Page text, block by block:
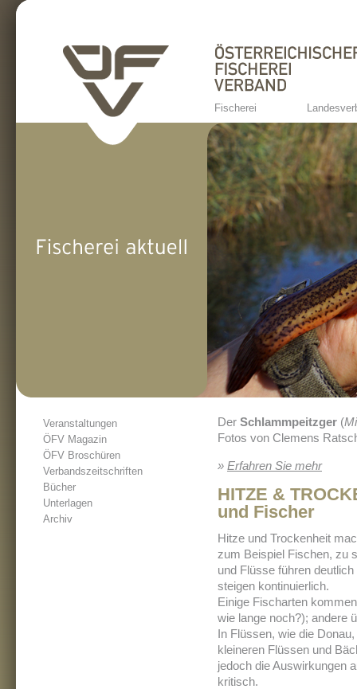
Fischerei
Der Schlammpeitzger (
Fotos von Clemens
» Erfahren Sie mehr
HITZE &
und Fischer
Hitze und Trockenheit
zum Beispiel Fischen, zu
und Flüsse führen
steigen kontinuierlich.
Einige Fischarten
wie lange noch?); andere
In Flüssen, wie die
kleineren Flüssen und
jedoch die Auswirkungen
kritisch.
Veranstaltungen
ÖFV Magazin
ÖFV Broschüren
Verbandszeitschriften
Bücher
Unterlagen
Archiv